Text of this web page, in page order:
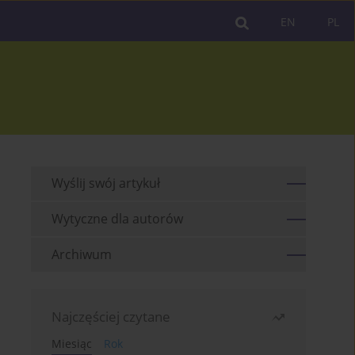
PL
EN
Wyślij swój artykuł
Wytyczne dla autorów
Archiwum
Najczęściej czytane
Miesiąc
Rok